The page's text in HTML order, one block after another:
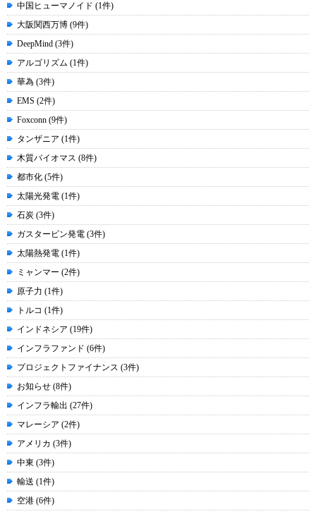
中国ヒューマノイド (1件)
大阪関西万博 (9件)
DeepMind (3件)
アルゴリズム (1件)
華為 (3件)
EMS (2件)
Foxconn (9件)
タンザニア (1件)
木質バイオマス (8件)
都市化 (5件)
太陽光発電 (1件)
石炭 (3件)
ガスタービン発電 (3件)
太陽熱発電 (1件)
ミャンマー (2件)
原子力 (1件)
トルコ (1件)
インドネシア (19件)
インフラファンド (6件)
プロジェクトファイナンス (3件)
お知らせ (8件)
インフラ輸出 (27件)
マレーシア (2件)
アメリカ (3件)
中東 (3件)
輸送 (1件)
空港 (6件)